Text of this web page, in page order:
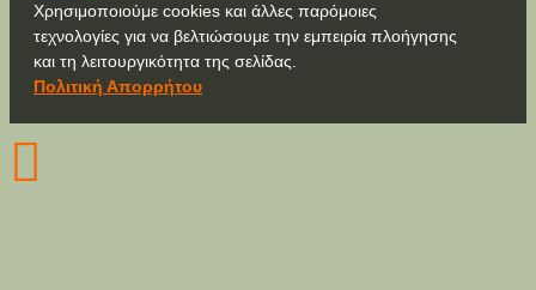
Χρησιμοποιούμε cookies και άλλες παρόμοιες
τεχνολογίες για να βελτιώσουμε την εμπειρία πλοήγησης
και τη λειτουργικότητα της σελίδας.
Πολιτική Απορρήτου